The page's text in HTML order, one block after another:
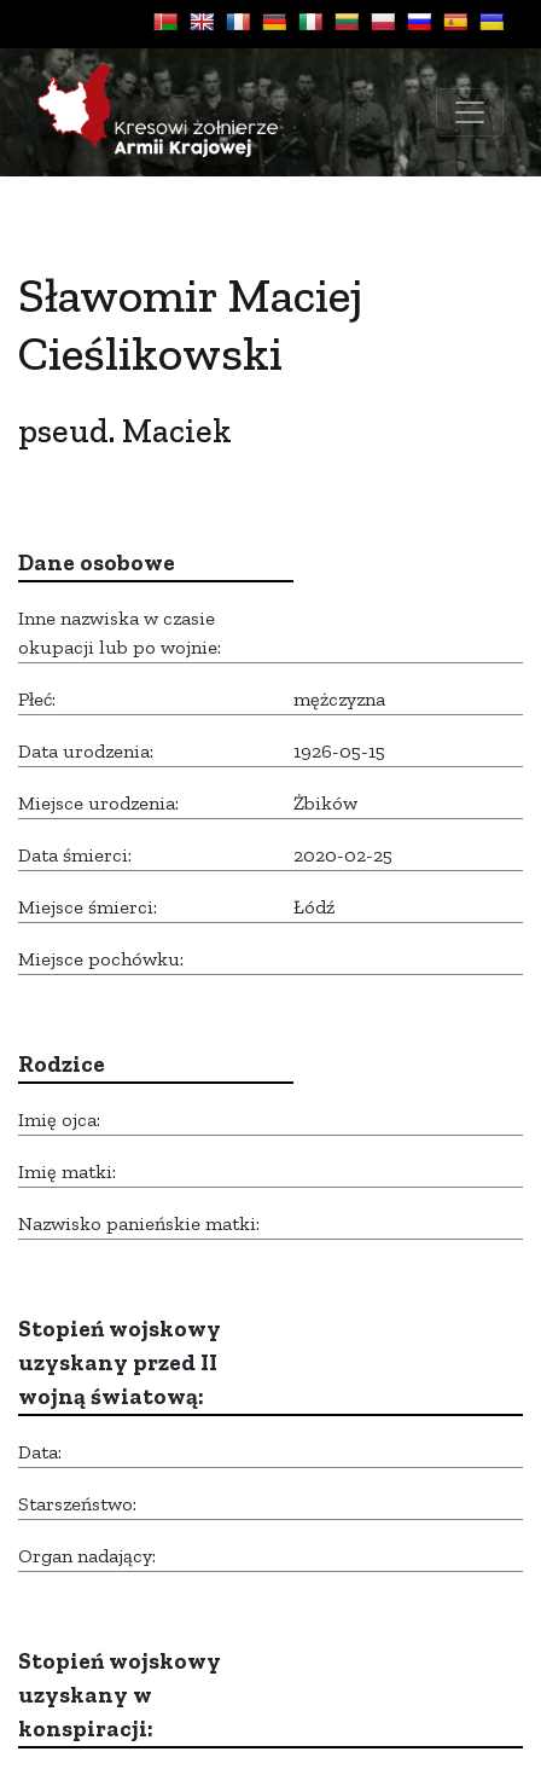
Sławomir Maciej
Cieślikowski
pseud. Maciek
Dane osobowe
Inne nazwiska w czasie
okupacji lub po wojnie:
Płeć: mężczyzna
Data urodzenia: 1926-05-15
Miejsce urodzenia: Żbików
Data śmierci: 2020-02-25
Miejsce śmierci: Łódź
Miejsce pochówku:
Rodzice
Imię ojca:
Imię matki:
Nazwisko panieńskie matki:
Stopień wojskowy
uzyskany przed II
wojną światową:
Data:
Starszeństwo:
Organ nadający:
Stopień wojskowy
uzyskany w
konspiracji: